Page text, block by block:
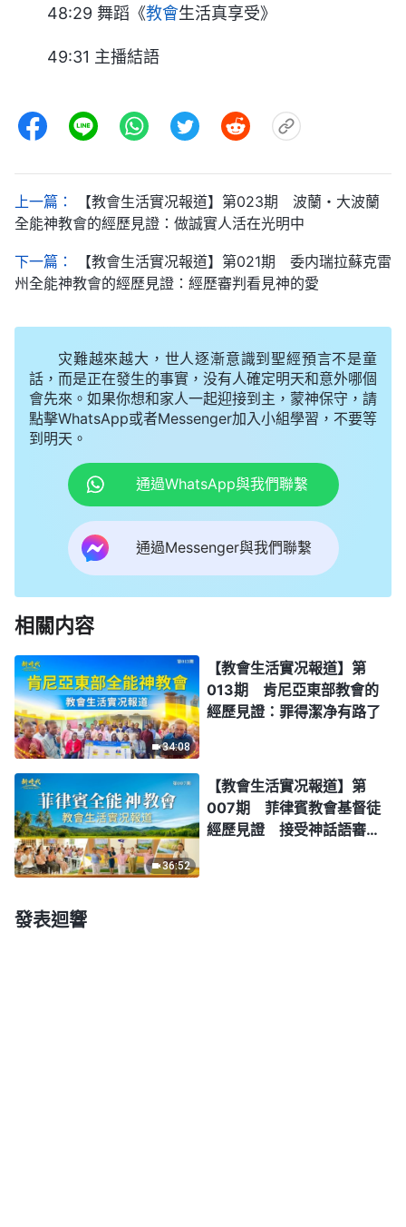
48:29 舞蹈《教會生活真享受》
49:31 主播結語
上一篇：
【教會生活實况報道】第023期 波蘭・大波蘭
全能神教會的經歷見證：做誠實人活在光明中
下一篇：
【教會生活實况報道】第021期 委内瑞拉蘇克雷
州全能神教會的經歷見證：經歷審判看見神的愛
灾難越來越大，世人逐漸意識到聖經預言不是童
話，而是正在發生的事實，没有人確定明天和意外哪個
會先來。如果你想和家人一起迎接到主，蒙神保守，請
點擊WhatsApp或者Messenger加入小組學習，不要等
到明天。
通過WhatsApp與我們聯繫
通過Messenger與我們聯繫
相關内容
34:08
【教會生活實况報道】第
013期 肯尼亞東部教會的
經歷見證：罪得潔净有路了
36:52
【教會生活實况報道】第
007期 菲律賓教會基督徒
經歷見證 接受神話語審判
發表迴響